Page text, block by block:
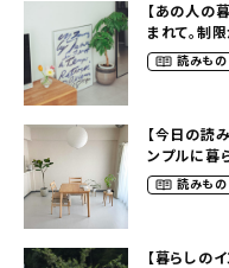
【あの人の
まれて。制
狭くても好
読みもの
【今日の読
ンプルに暮
読みもの
【暮らしの